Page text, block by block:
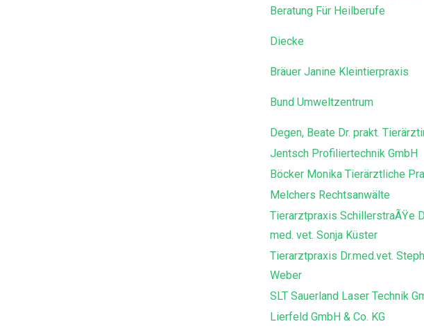
Beratung Für Heilberufe
Diecke
Bräuer Janine Kleintierpraxis
Bund Umweltzentrum
Degen, Beate Dr. prakt.
Jentsch Profiliertechnik GmbH
Böcker Monika Tierärztliche
Melchers Rechtsanwälte
Tierarztpraxis SchillerstraÃŸe
med. vet. Sonja Küster
Tierarztpraxis Dr.med.vet.
Weber
SLT Sauerland Laser Technik
Lierfeld GmbH & Co. KG